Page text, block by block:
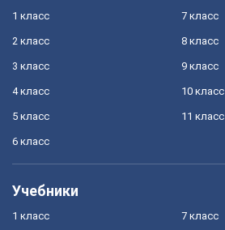
1 класс
2 класс
3 класс
4 класс
5 класс
6 класс
7 класс
8 класс
9 класс
10 класс
11 класс
Учебники
1 класс 7 класс